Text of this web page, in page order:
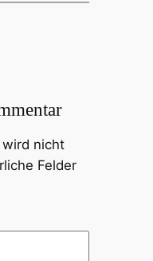
nicht
Felder